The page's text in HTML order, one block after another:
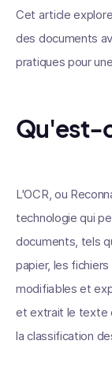
Cet article
des documents
pratiques pour
Qu'est-
L'OCR, ou
technologie qui
documents, tels
papier, les
modifiables et
et extrait le texte
la classification